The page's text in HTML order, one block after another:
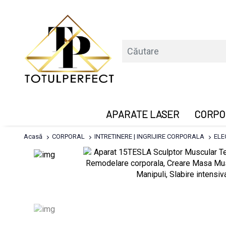
APARATE LASER
Acasă CORPORAL INTRETINERE | INGRIJIRE CORPORALA